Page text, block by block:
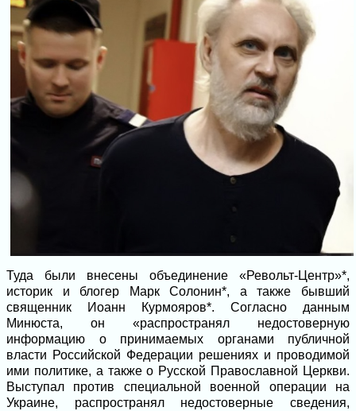
Туда были внесены объединение «Револьт-Центр»*,
историк и блогер Марк Солонин*, а также бывший
священник Иоанн Курмояров*. Согласно данным
Минюста, он «распространял недостоверную
информацию o принимаемых органами публичной
власти Российской Федерации решениях и проводимой
ими политике, а также o Русской Православной Церкви.
Выступал против специальной военной операции на
Украине, распространял недостоверные сведения,